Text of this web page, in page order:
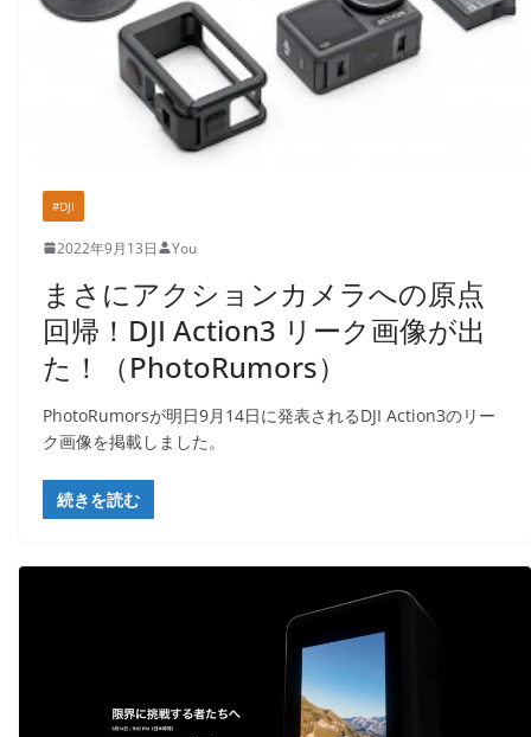
#DJI
2022年9月13日 You
まさにアクションカメラへの原点
回帰！DJI Action3 リーク画像が出
た！（PhotoRumors）
PhotoRumorsが明日9月14日に発表されるDJI Action3のリー
ク画像を掲載しました。
続きを読む